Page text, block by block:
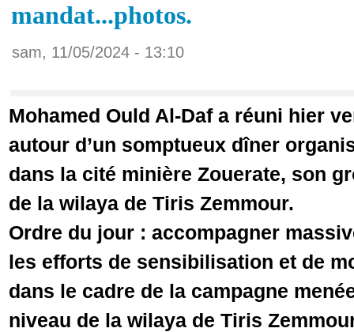
mandat...photos.
sam, 11/05/2024 - 13:10
Mohamed Ould Al-Daf a réuni hier
autour d’un somptueux dîner
dans la cité minière Zouerate, son
de la wilaya de Tiris Zemmour.
Ordre du jour : accompagner
les efforts de sensibilisation et de
dans le cadre de la campagne
niveau de la wilaya de Tiris